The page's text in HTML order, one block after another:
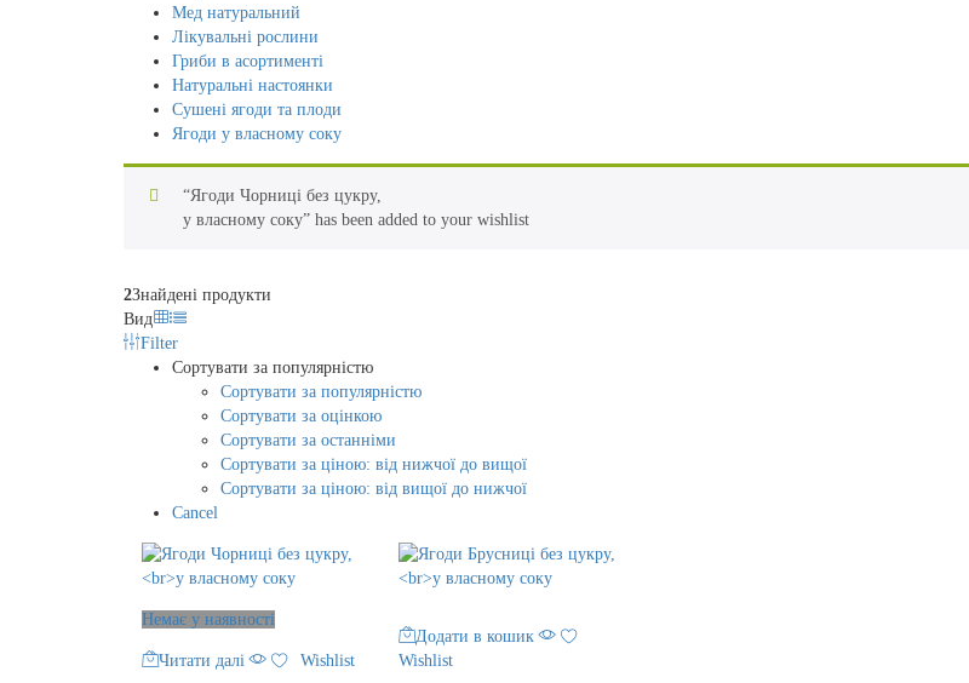
Мед натуральний
Лікувальні рослини
Гриби в асортименті
Натуральні настоянки
Сушені ягоди та плоди
Ягоди у власному соку
“Ягоди Чорниці без цукру,
у власному соку” has been added to your wishlist
2Знайдені продукти
Вид
Filter
Сортувати за популярністю
Сортувати за популярністю
Сортувати за оцінкою
Сортувати за останніми
Сортувати за ціною: від нижчої до вищої
Сортувати за ціною: від вищої до нижчої
Cancel
Немає у наявності
Читати далі Wishlist
Додати в кошик
Wishlist